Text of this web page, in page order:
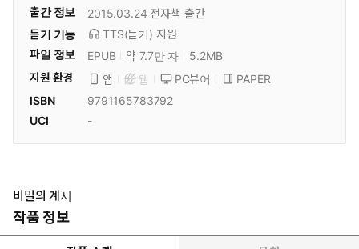
출간 정보 2015.03.24 전자책 출간
듣기 기능
TTS(듣기) 지원
파일 정보
EPUB 약 7.7만 자
5.2MB
지원 환경
앱 웹 PC뷰어
PAPER
ISBN
9791165783792
UCI
-
비밀의 계시
작품 정보